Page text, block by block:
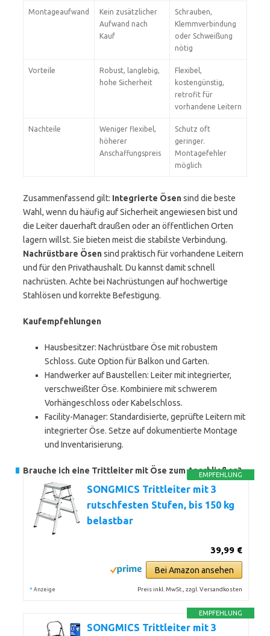
Montageaufwand
Kein zusätzlicher
Aufwand nach
Kauf
Schrauben,
Klemmverbindung
oder Schweißung
nötig
Vorteile
Robust, langlebig,
hohe Sicherheit
Flexibel,
kostengünstig,
retrofit für
vorhandene Leitern
Nachteile
Weniger flexibel,
höherer
Anschaffungspreis
Schutz oft
geringer.
Montagefehler
möglich
Zusammenfassend gilt: Integrierte Ösensind die beste
Wahl, wenn du häufig auf Sicherheit angewiesen bist und
die Leiter dauerhaft draußen oder an öffentlichen Orten
lagern willst. Sie bieten meist die stabilste Verbindung.
Nachrüstbare Ösensind praktisch für vorhandene Leitern
und für den Privathaushalt. Du kannst damit schnell
nachrüsten. Achte bei Nachrüstungen auf hochwertige
Stahlösen und korrekte Befestigung.
Kaufempfehlungen
Hausbesitzer: Nachrüstbare Öse mit robustem
Schloss. Gute Option für Balkon und Garten.
Handwerker auf Baustellen: Leiter mit integrierter,
verschweißter Öse. Kombiniere mit schwerem
Vorhängeschloss oder Kabelschloss.
Facility-Manager: Standardisierte, geprüfte Leitern mit
integrierter Öse. Setze auf dokumentierte Montage
und Inventarisierung.
Brauche ich eine Trittleiter mit Öse zum Anschließen?
EMPFEHLUNG
SONGMICS Trittleiter mit 3
rutschfesten Stufen, bis 150 kg
belastbar
39,99 €
Bei Amazon ansehen
* Anzeige Preis inkl. MwSt., zzgl. Versandkosten
EMPFEHLUNG
SONGMICS Trittleiter mit 3